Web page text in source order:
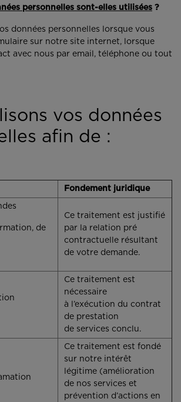
personnelles sont-elles utilisées ?
données personnelles lorsque vous
sur notre site internet, lorsque
avec nous par email, téléphone ou tout
vos données
afin de :
Fondement juridique
de
Ce traitement est justifié
par la relation pré
contractuelle résultant
de votre demande.
Ce traitement est
nécessaire
à l’exécution du contrat
de prestation
de services conclu.
Ce traitement est fondé
sur notre intérêt
légitime (amélioration
de nos services et
prévention d’actions en